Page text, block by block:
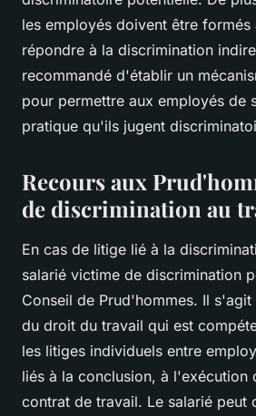
les employés doivent être formés
répondre à la discrimination
recommandé d'établir un
pour permettre aux employés de
pratique qu'ils jugent
Recours aux
de discrimination au
En cas de litige lié à la
salarié victime de discrimination
Conseil de Prud'hommes. Il
du droit du travail qui est
les litiges individuels entre
liés à la conclusion, à l'exécution
contrat de travail. Le salarié peut